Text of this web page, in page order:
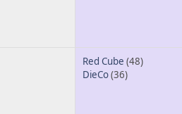
Red Cube (48)
DieCo(36)